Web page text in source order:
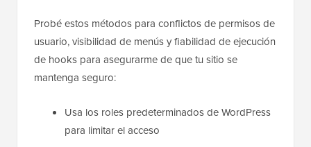
Probé estos métodos para conflictos de permisos de
usuario, visibilidad de menús y fiabilidad de ejecución
de hooks para asegurarme de que tu sitio se
mantenga seguro:
Usa los roles predeterminados de WordPress
para limitar el acceso